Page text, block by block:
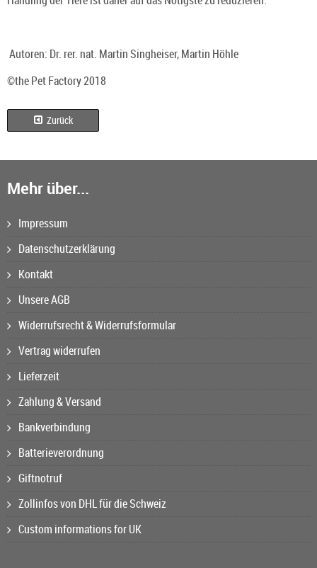
Autoren: Dr. rer. nat. Martin Singheiser, Martin Höhle
©the Pet Factory 2018
Zurück
Mehr über...
Impressum
Datenschutzerklärung
Kontakt
Unsere AGB
Widerrufsrecht & Widerrufsformular
Vertrag widerrufen
Lieferzeit
Zahlung & Versand
Bankverbindung
Batterieverordnung
Giftnotruf
Zollinfos von DHL für die Schweiz
Custom informations for UK